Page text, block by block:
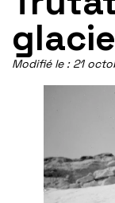
Modifié le :21